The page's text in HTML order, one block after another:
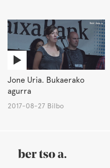
Jone Uria. Bukaerako
agurra
2017-08-27 Bilbo